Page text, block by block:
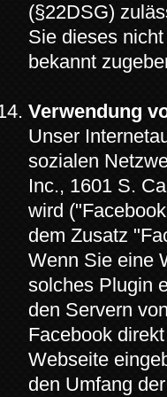
(§22DSG)
Sie dieses
bekannt
Verwendung
Unser
sozialen
Inc., 1601 S.
wird
dem Zusatz
Wenn Sie eine
solches Plugin
den Servern
Facebook
Webseite
den Umfang